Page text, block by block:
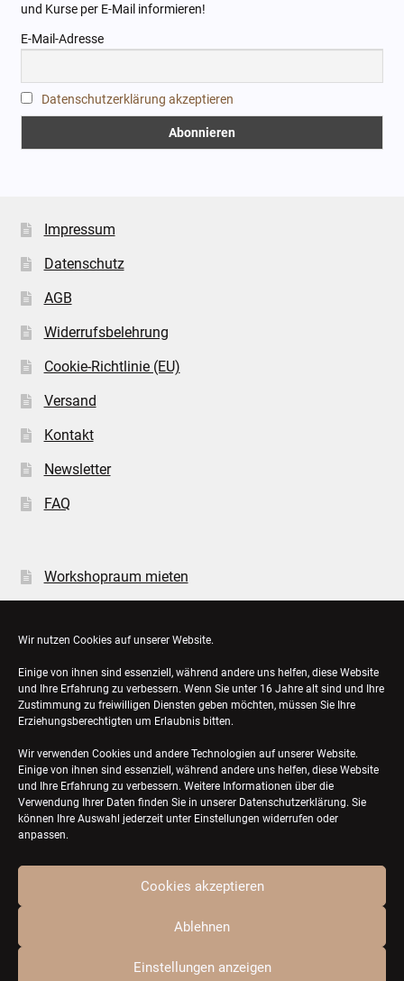
Wir nutzen Cookies auf unserer Website.
Einige von ihnen sind essenziell, während andere uns helfen, diese Website
und Ihre Erfahrung zu verbessern. Wenn Sie unter 16 Jahre alt sind und Ihre
Zustimmung zu freiwilligen Diensten geben möchten, müssen Sie Ihre
Erziehungsberechtigten um Erlaubnis bitten.
Wir verwenden Cookies und andere Technologien auf unserer Website.
Einige von ihnen sind essenziell, während andere uns helfen, diese Website
und Ihre Erfahrung zu verbessern. Weitere Informationen über die
Verwendung Ihrer Daten finden Sie in unserer Datenschutzerklärung. Sie
können Ihre Auswahl jederzeit unter Einstellungen widerrufen oder
anpassen.
Cookies akzeptieren
Ablehnen
Einstellungen anzeigen
und Kurse per E-Mail informieren!
E-Mail-Adresse
Datenschutzerklärung akzeptieren
Impressum
Datenschutz
AGB
Widerrufsbelehrung
Cookie-Richtlinie (EU)
Versand
Kontakt
Newsletter
FAQ
Workshopraum mieten
Bestellungen
Konto-Details
© ZQTL ceramics 2026